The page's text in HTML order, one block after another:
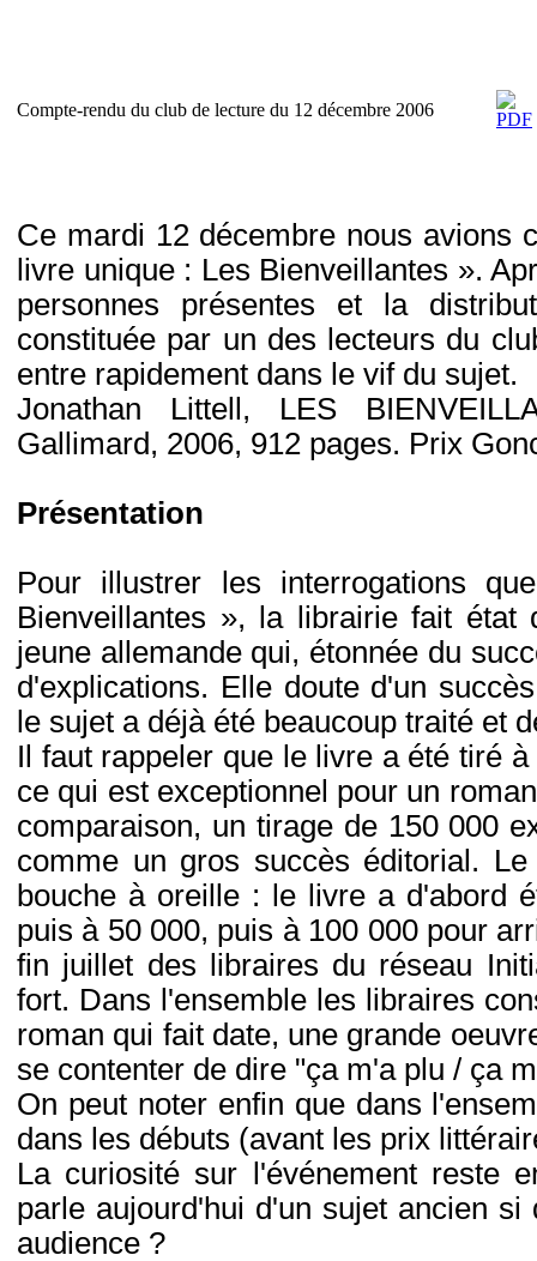
Compte-rendu du club de lecture du 12 décembre 2006
Ce mardi 12 décembre nous avions
livre unique : Les Bienveillantes ».
personnes présentes et la
constituée par un des lecteurs du
entre rapidement dans le vif du sujet.
Jonathan Littell, LES
Gallimard, 2006, 912 pages. Prix
Présentation
Pour illustrer les interrogations
Bienveillantes », la librairie fait état
jeune allemande qui, étonnée du
d'explications. Elle doute d'un
le sujet a déjà été beaucoup traité et
Il faut rappeler que le livre a été tiré
ce qui est exceptionnel pour un
comparaison, un tirage de 150 000
comme un gros succès éditorial.
bouche à oreille : le livre a d'abord
puis à 50 000, puis à 100 000 pour
fin juillet des libraires du réseau
fort. Dans l'ensemble les libraires
roman qui fait date, une grande
se contenter de dire "ça m'a plu / ça
On peut noter enfin que dans
dans les débuts (avant les prix
La curiosité sur l'événement reste
parle aujourd'hui d'un sujet ancien
audience ?